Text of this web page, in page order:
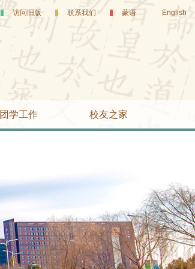
访问旧版 联系我们 蒙语 English
团学工作 校友之家